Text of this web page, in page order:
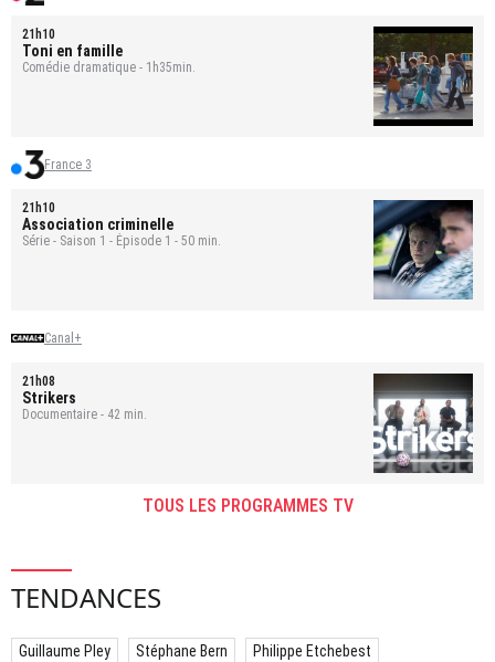
21h10
Toni en famille
Comédie dramatique - 1h35min.
France 3
21h10
Association criminelle
Série - Saison 1 - Épisode 1 - 50 min.
Canal+
21h08
Strikers
Documentaire - 42 min.
TOUS LES PROGRAMMES TV
TENDANCES
Guillaume Pley Stéphane Bern Philippe Etchebest